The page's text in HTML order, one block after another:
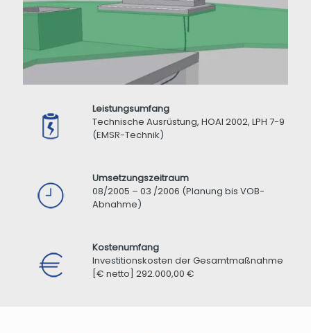
Leistungsumfang
Technische Ausrüstung, HOAI 2002, LPH 7-9
(EMSR-Technik)
Umsetzungszeitraum
08/2005 – 03 /2006 (Planung bis VOB-
Abnahme)
Kostenumfang
Investitionskosten der Gesamtmaßnahme
[€ netto] 292.000,00 €